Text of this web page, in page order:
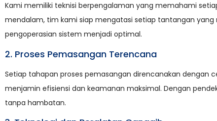
Kami memiliki teknisi berpengalaman yang memahami
mendalam, tim kami siap mengatasi setiap tantangan
pengoperasian sistem menjadi optimal.
2. Proses Pemasangan Terencana
Setiap tahapan proses pemasangan direncanakan
menjamin efisiensi dan keamanan maksimal. Dengan
tanpa hambatan.